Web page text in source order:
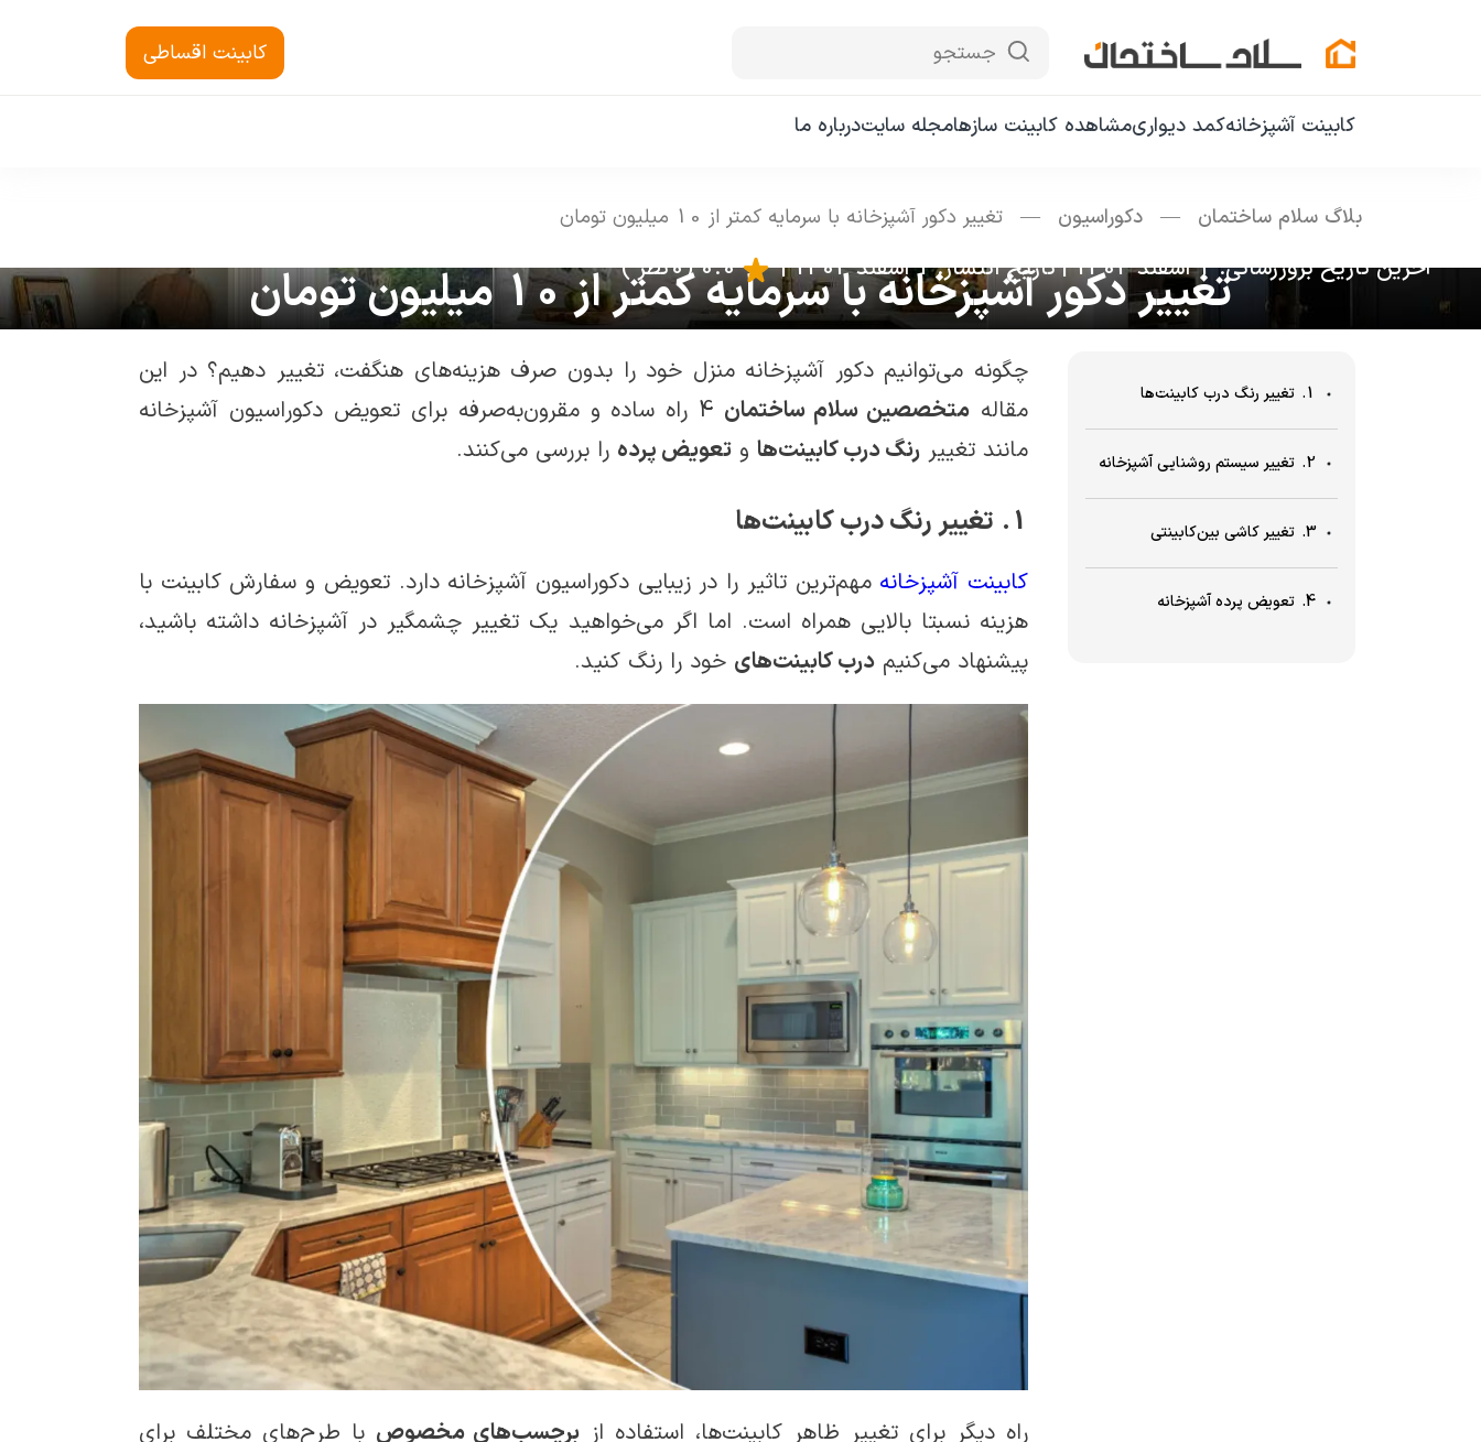
جستجو کابینت اقساطی
کابینت آشپزخانهکمد دیواریمشاهده کابینت سازهامجله سایتدرباره ما
بلاگ سلام ساختمان — دکوراسیون — تغییر دکور آشپزخانه با سرمایه کمتر از 10 میلیون تومان
تغییر دکور آشپزخانه با سرمایه کمتر از 10 میلیون تومانآخرین تاریخ بروزرسانی: 1 اسفند 1403 |تاریخ انتشار: 1 اسفند 1403 |
0.0 (0 نظر )
1. تغییر رنگ درب کابینت‌ها
2. تغییر سیستم روشنایی آشپزخانه
3. تغییر کاشی بین‌کابینتی
4. تعویض پرده آشپزخانه
چگونه می‌توانیم دکور آشپزخانه منزل خود را بدون صرف هزینه‌های هنگفت، تغییر دهیم؟ در این
مقاله متخصصین سلام ساختمان
4 راه ساده و مقرون‌به‌صرفه برای تعویض دکوراسیون آشپزخانه
مانند تغییر رنگ درب کابینت‌ها و تعویض پرده را بررسی می‌کنند.
1. تغییر رنگ درب کابینت‌ها
کابینت آشپزخانه مهم‌ترین تاثیر را در زیبایی دکوراسیون آشپزخانه دارد. تعویض و سفارش کابینت با
هزینه نسبتا بالایی همراه است. اما اگر ‌می‌خواهید یک تغییر چشمگیر در آشپزخانه داشته باشید،
پیشنهاد می‌کنیم درب کابینت‌های خود را رنگ کنید.
راه دیگر برای تغییر ظاهر کابینت‌ها، استفاده از برچسب‌های مخصوص با طرح‌های مختلف برای